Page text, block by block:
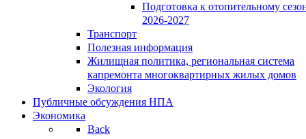
Подготовка к отопительному
2026-2027
Транспорт
Полезная информация
Жилищная политика, региональная система
капремонта многоквартирных жилых домов
Экология
Публичные обсуждения НПА
Экономика
Back